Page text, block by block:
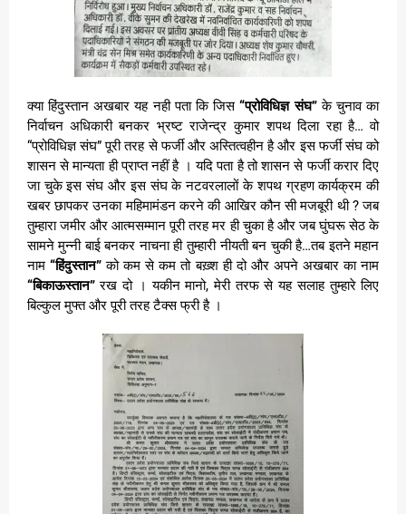
क्या हिंदुस्तान अखबार यह नही पता कि जिस“प्रोविधिज्ञ संघ”के चुनाव का
निर्वाचन अधिकारी बनकर भ्रष्ट राजेन्द्र कुमार शपथ दिला रहा है… वो
“प्रोविधिज्ञ संघ” पूरी तरह से फर्जी और अस्तित्वहीन है और इस फर्जी संघ को
शासन से मान्यता ही प्राप्त नहीं है । यदि पता है तो शासन से फर्जी करार दिए
जा चुके इस संघ और इस संघ के नटवरलालों के शपथ ग्रहण कार्यक्रम की
खबर छापकर उनका महिमामंडन करने की आखिर कौन सी मजबूरी थी ? जब
तुम्हारा जमीर और आत्मसम्मान पूरी तरह मर ही चुका है और जब घुंघरू सेठ के
सामने मुन्नी बाई बनकर नाचना ही तुम्हारी नीयती बन चुकी है…तब इतने महान
नाम “हिंदुस्तान”को कम से कम तो बख़्श ही दो और अपने अखबार का नाम
“बिकाऊस्तान”रख दो । यकीन मानो, मेरी तरफ से यह सलाह तुम्हारे लिए
बिल्कुल मुफ्त और पूरी तरह टैक्स फ्री है ।